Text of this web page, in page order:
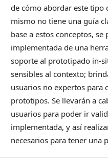
de cómo abordar este tipo
mismo no tiene una guía
base a estos conceptos,
implementada de una
soporte al prototipado in-
sensibles al contexto;
usuarios no expertos para
prototipos. Se llevarán a
usuarios para poder ir
implementada, y así
necesarios para tener una